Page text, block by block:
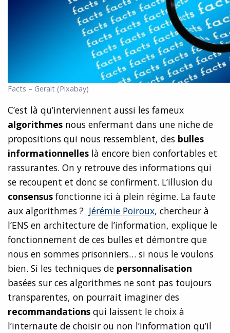
Facts – Geralt (Pixabay)
C’est là qu’interviennent aussi les fameux
algorithmes nous enfermant dans une niche de
propositions qui nous ressemblent, des bulles
informationnelles là encore bien confortables et
rassurantes. On y retrouve des informations qui
se recoupent et donc se confirment. L’illusion du
consensus fonctionne ici à plein régime. La faute
aux algorithmes ? Jérémie Poiroux, chercheur à
l’ENS en architecture de l’information, explique le
fonctionnement de ces bulles et démontre que
nous en sommes prisonniers… si nous le voulons
bien. Si les techniques de personnalisation
basées sur ces algorithmes ne sont pas toujours
transparentes, on pourrait imaginer des
recommandations qui laissent le choix à
l’internaute de choisir ou non l’information qu’il